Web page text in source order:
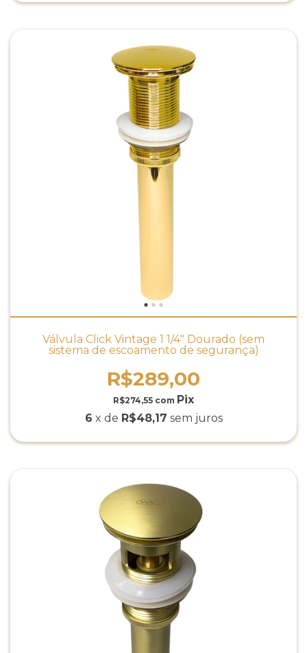
Válvula Click Vintage 1 1/4" Dourado (sem
sistema de escoamento de segurança)
R$289,00
R$274,55 com
6 x de R$48,17 sem juros